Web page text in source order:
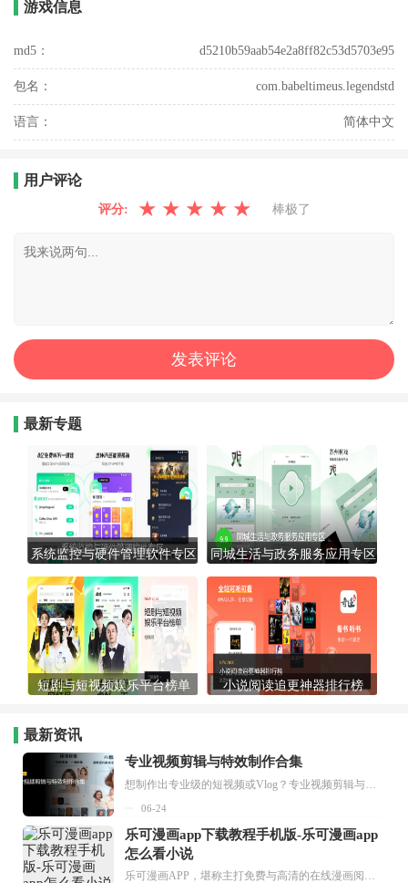
游戏信息
md5： d5210b59aab54e2a8ff82c53d5703e95
包名： com.babeltimeus.legendstd
语言： 简体中文
用户评论
评分: ★ ★ ★ ★ ★ 棒极了
最新专题
系统监控与硬件管理软件专区 同城生活与政务服务应用专区
短剧与短视频娱乐平台榜单 小说阅读追更神器排行榜
最新资讯
专业视频剪辑与特效制作合集
想制作出专业级的短视频或Vlog？专业视频剪辑与特效制作大全专题为你提供了从剪辑、抠像到特效包装的全套解决方案。无论是添加炫酷的片头、进行精准的视频抠图，还是制...
06-24
乐可漫画app下载教程手机版-乐可漫画app
怎么看小说
乐可漫画APP，堪称主打免费与高清的在线漫画阅读神器。其官方版提供海量完整版漫画资源，无论是国内漫画，还是日漫、韩漫、台漫、美漫等国外漫画，应有尽有，随时供你阅读。只需轻点一下，便能直接进入阅读界面。不仅如此，乐可漫画最新版本更新速度极快，在这里，你总能抢先看到全网一手漫画章节内容！...